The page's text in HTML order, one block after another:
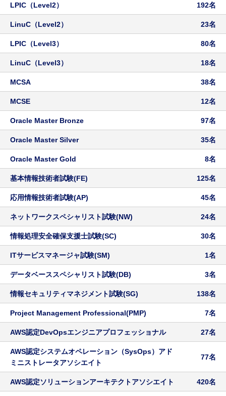
LPIC（Level2） 192名
LinuC（Level2） 23名
LPIC（Level3） 80名
LinuC（Level3） 18名
MCSA 38名
MCSE 12名
Oracle Master Bronze 97名
Oracle Master Silver 35名
Oracle Master Gold 8名
基本情報技術者試験(FE) 125名
応用情報技術者試験(AP) 45名
ネットワークスペシャリスト試験(NW) 24名
情報処理安全確保支援士試験(SC) 30名
ITサービスマネージャ試験(SM) 1名
データベーススペシャリスト試験(DB) 3名
情報セキュリティマネジメント試験(SG) 138名
Project Management Professional(PMP) 7名
AWS認定DevOpsエンジニアプロフェッショナル 27名
AWS認定システムオペレーション（SysOps）アド
ミニストレータアソシエイト
77名
AWS認定ソリューションアーキテクトアソシエイト 420名